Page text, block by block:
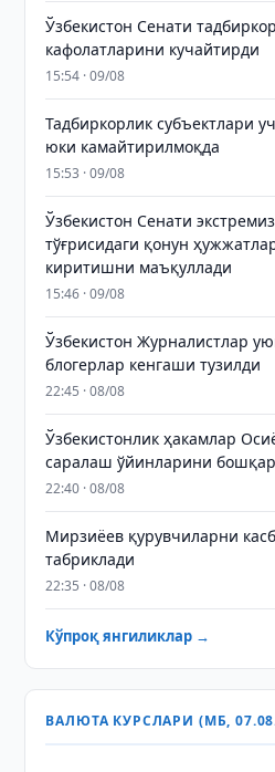
Ўзбекистон Сенати
кафолатларини кучайтирди
15:54 · 09/08
Тадбиркорлик субъектлари
юки камайтирилмоқда
15:53 · 09/08
Ўзбекистон Сенати
тўғрисидаги қонун
киритишни маъқуллади
15:46 · 09/08
Ўзбекистон Журналистлар
блогерлар кенгаши тузилди
22:45 · 08/08
Ўзбекистонлик ҳакамлар
саралаш ўйинларини
22:40 · 08/08
Мирзиёев қурувчиларни
табриклади
22:35 · 08/08
Кўпроқ янгиликлар →
ВАЛЮТА КУРСЛАРИ (МБ,